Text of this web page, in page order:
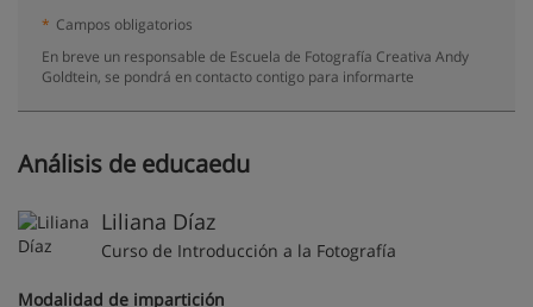
* Campos obligatorios
En breve un responsable de Escuela de Fotografía Creativa Andy
Goldtein, se pondrá en contacto contigo para informarte
Análisis de educaedu
Liliana Díaz
Curso de Introducción a la Fotografía
Modalidad de impartición